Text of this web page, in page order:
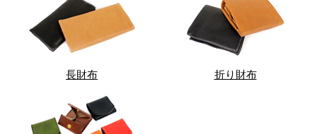
長財布 折り財布